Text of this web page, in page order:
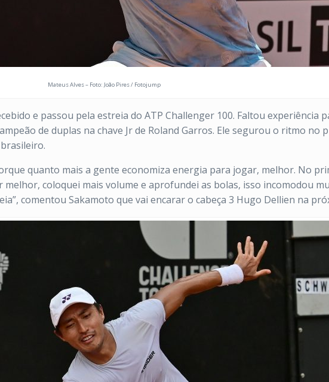
Mateus Alves – Foto: João Pires / Fotojump
e passou pela estreia do ATP Challenger 100. Faltou experiência
de duplas na chave Jr de Roland Garros. Ele segurou o ritmo
quanto mais a gente economiza energia para jogar, melhor. No
coloquei mais volume e aprofundei as bolas, isso incomodou
comentou Sakamoto que vai encarar o cabeça 3 Hugo Dellien na